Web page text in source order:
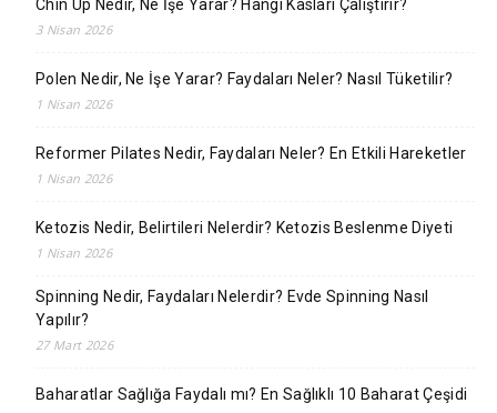
Chin Up Nedir, Ne İşe Yarar? Hangi Kasları Çalıştırır?
3 Nisan 2026
Polen Nedir, Ne İşe Yarar? Faydaları Neler? Nasıl Tüketilir?
1 Nisan 2026
Reformer Pilates Nedir, Faydaları Neler? En Etkili Hareketler
1 Nisan 2026
Ketozis Nedir, Belirtileri Nelerdir? Ketozis Beslenme Diyeti
1 Nisan 2026
Spinning Nedir, Faydaları Nelerdir? Evde Spinning Nasıl
Yapılır?
27 Mart 2026
Baharatlar Sağlığa Faydalı mı? En Sağlıklı 10 Baharat Çeşidi